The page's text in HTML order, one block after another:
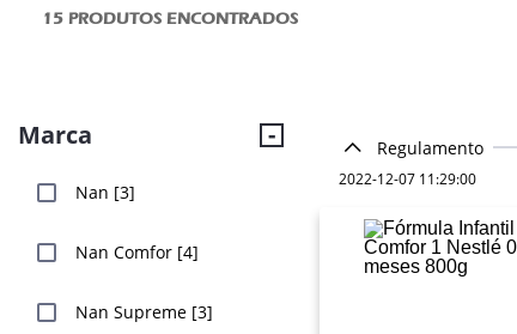
15 PRODUTOS ENCONTRADOS
Marca
Nan [3]
Nan Comfor [4]
Nan Supreme [3]
Regulamento
2022-12-07 11:29:00